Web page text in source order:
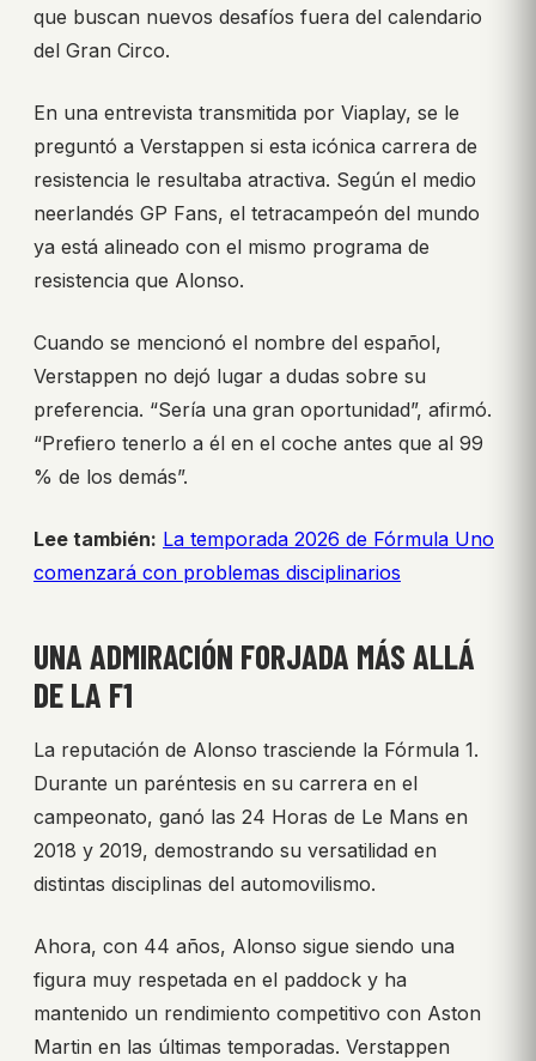
que buscan nuevos desafíos fuera del calendario
del Gran Circo.
En una entrevista transmitida por Viaplay, se le
preguntó a Verstappen si esta icónica carrera de
resistencia le resultaba atractiva. Según el medio
neerlandés GP Fans, el tetracampeón del mundo
ya está alineado con el mismo programa de
resistencia que Alonso.
Cuando se mencionó el nombre del español,
Verstappen no dejó lugar a dudas sobre su
preferencia. “Sería una gran oportunidad”, afirmó.
“Prefiero tenerlo a él en el coche antes que al 99
% de los demás”.
Lee también: La temporada 2026 de Fórmula Uno
comenzará con problemas disciplinarios
UNA ADMIRACIÓN FORJADA MÁS ALLÁ
DE LA F1
La reputación de Alonso trasciende la Fórmula 1.
Durante un paréntesis en su carrera en el
campeonato, ganó las 24 Horas de Le Mans en
2018 y 2019, demostrando su versatilidad en
distintas disciplinas del automovilismo.
Ahora, con 44 años, Alonso sigue siendo una
figura muy respetada en el paddock y ha
mantenido un rendimiento competitivo con Aston
Martin en las últimas temporadas. Verstappen